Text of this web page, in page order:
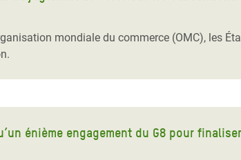
mondiale du commerce (OMC), les
énième engagement du G8 pour